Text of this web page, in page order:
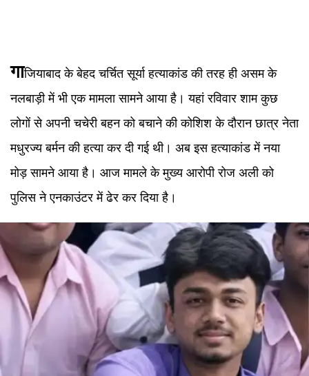
गाजियाबाद के बेहद चर्चित सूर्या हत्याकांड की तरह ही असम के
नलबाड़ी में भी एक मामला सामने आया है। यहां रविवार शाम कुछ
लोगों से अपनी चचेरी बहन को बचाने की कोशिश के दौरान छात्र नेता
मधुरज्य बर्मन की हत्या कर दी गई थी। अब इस हत्याकांड में नया
मोड़ सामने आया है। आज मामले के मुख्य आरोपी रोज अली को
पुलिस ने एनकाउंटर में ढेर कर दिया है।